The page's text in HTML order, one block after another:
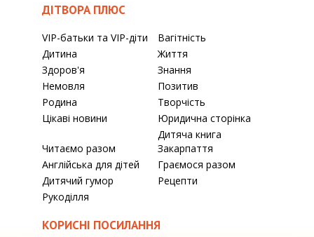
ДІТВОРА ПЛЮС
VIP-батьки та VIP-діти
Вагітність
Дитина
Життя
Здоров'я
Знання
Немовля
Позитив
Родина
Творчість
Цікаві новини
Юридична сторінка
Читаємо разом
Дитяча книга
Закарпаття
Англійська для дітей
Граємося разом
Дитячий гумор
Рецепти
Рукоділля
КОРИСНІ ПОСИЛАННЯ